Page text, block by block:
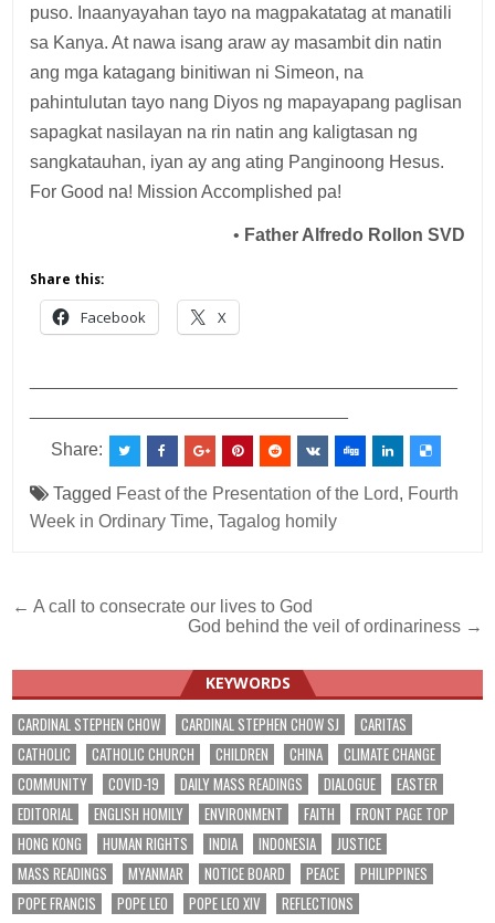
puso. Inaanyayahan tayo na magpakatatag at manatili
sa Kanya. At nawa isang araw ay masambit din natin
ang mga katagang binitiwan ni Simeon, na
pahintulutan tayo nang Diyos ng mapayapang paglisan
sapagkat nasilayan na rin natin ang kaligtasan ng
sangkatauhan, iyan ay ang ating Panginoong Hesus.
For Good na! Mission Accomplished pa!
• Father Alfredo Rollon SVD
Share this:
Facebook X
Share:
Tagged Feast of the Presentation of the Lord, Fourth
Week in Ordinary Time,Tagalog homily
Post
← A call to consecrate our lives to God
God behind the veil of ordinariness →
KEYWORDS
CARDINAL STEPHEN CHOW CARDINAL STEPHEN CHOW SJ
CARITAS
CATHOLIC
CATHOLIC CHURCH CHILDREN CHINA
CLIMATE CHANGE
COMMUNITY
COVID-19 DAILY MASS READINGS DIALOGUE
EASTER
EDITORIAL
ENGLISH HOMILY ENVIRONMENT FAITH
FRONT PAGE TOP
HONG KONG
HUMAN RIGHTS INDIA INDONESIA
JUSTICE
MASS READINGS
MYANMAR NOTICE BOARD PEACE
PHILIPPINES
POPE FRANCIS
POPE LEO POPE LEO XIV
REFLECTIONS